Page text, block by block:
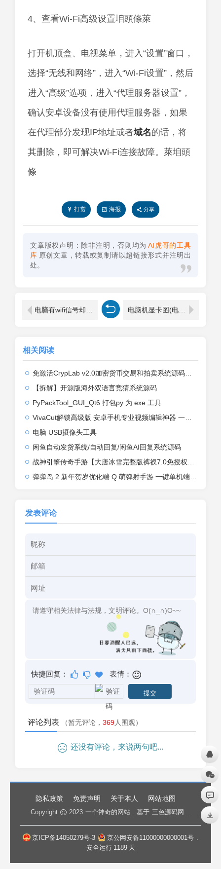
4、查看Wi-Fi高级设置垍頭條萊
打开机顶盒、电视菜单，进入“设置”窗口，
选择“无线和网络”，进入“Wi-Fi设置”，然后
进入“高级”选项，进入“代理服务器设置”，
确认安卓设备没有使用代理服务器，如果
在代理部分发现IP地址或者域名的话，将
其删除，即可解决Wi-Fi连接故障。萊垍頭
條
打赏 海报 分享
文章版权声明：除非注明，否则均为 AI虎哥的工具
库 原创文章，转载或复制请以超链接形式并注明出
处。
电脑有wifi信号却不能上网(图文) 电脑机显卡图(电脑显卡的样子)
相关阅读
免激活CrypLab v2.0加密货币交易和拍卖系统源码，前台新增中文后台全部汉化
【拆解】开源版海外双语言竞猜系统源码
PyPackTool_GUI_Qt6 打包py 为 exe 工具
VivaCut解锁高级版 安卓手机专业视频编辑神器 一键式AI加持
电脑 USB摄像头工具
闲鱼自动发货系统/自动回复/闲鱼AI回复系统源码
战神引擎传奇手游【大唐冰雪完整版裤衩7.0免授权】2026整理特色服务端+寒冬之城+万象古城+天威大陆+大唐盛世【站长亲测】
弹弹岛 2 新年贺岁优化端 Q 萌弹射手游 一键单机端 + Linux 手工端 + GM 后台 + 安卓 iOS 双端带教程
发表评论
快捷回复： 表情：
评论列表 （暂无评论， 369人围观）
还没有评论，来说两句吧...
隐私政策 免责声明 关于本人 网站地图
Copyright 2023 一个神奇的网站 . 基于 三色源码网 .
京ICP备14050279号-3 京公网安备11000000000001号
安全运行 1189 天